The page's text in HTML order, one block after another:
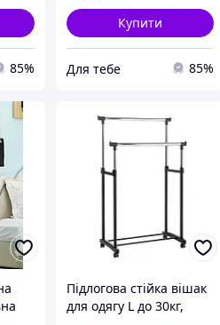
85%
Купити
Для тебе 85%
Підлогова стійка вішак
для одягу L до 30кг,